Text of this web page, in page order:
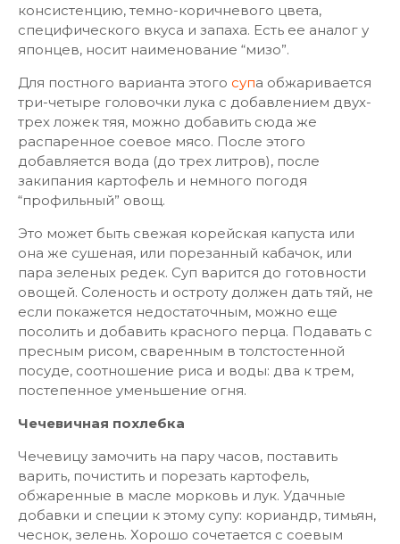
консистенцию, темно-коричневого цвета,
специфического вкуса и запаха. Есть ее аналог у
японцев, носит наименование “мизо”.
Для постного варианта этого супа обжаривается
три-четыре головочки лука с добавлением двух-
трех ложек тяя, можно добавить сюда же
распаренное соевое мясо. После этого
добавляется вода (до трех литров), после
закипания картофель и немного погодя
“профильный” овощ.
Это может быть свежая корейская капуста или
она же сушеная, или порезанный кабачок, или
пара зеленых редек. Суп варится до готовности
овощей. Соленость и остроту должен дать тяй, не
если покажется недостаточным, можно еще
посолить и добавить красного перца. Подавать с
пресным рисом, сваренным в толстостенной
посуде, соотношение риса и воды: два к трем,
постепенное уменьшение огня.
Чечевичная похлебка
Чечевицу замочить на пару часов, поставить
варить, почистить и порезать картофель,
обжаренные в масле морковь и лук. Удачные
добавки и специи к этому супу: кориандр, тимьян,
чеснок, зелень. Хорошо сочетается с соевым